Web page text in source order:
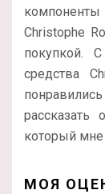
Christophe
покупкой.
средства
который мне
МОЯ